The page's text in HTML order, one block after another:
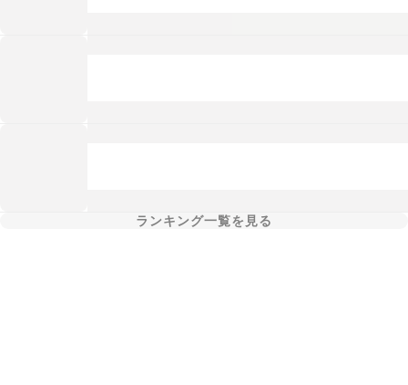
ランキング一覧を見る